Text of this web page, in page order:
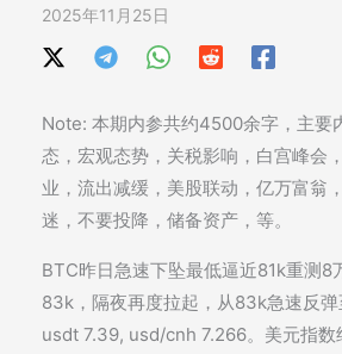
2025年11月25日
Note: 本期内参共约4500余字，主要
态，宏观态势，关税影响，白宫峰会
业，流出减缓，美股联动，亿万富翁
迷，不要投降，储备资产，等。
BTC昨日急速下坠最低逼近81k重测8
83k，隔夜再度拉起，从83k急速反弹
usdt 7.39, usd/cnh 7.266。美元指数